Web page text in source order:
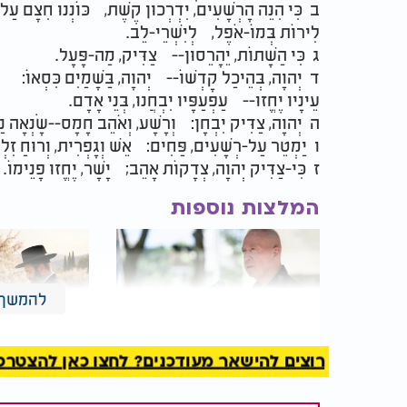
ב כִּי הִנֵּה הָרְשָׁעִים, יִדְרְכוּן קֶשֶׁת, כּוֹנְנוּ חִצָּם
לִירוֹת בְּמוֹ-אֹפֶל, לְיִשְׁרֵי-לֵב.
ג כִּי הַשָּׁתוֹת, יֵהָרֵסוּן-- צַדִּיק, מַה-פָּעָל.
ד יְהוָה, בְּהֵיכַל קָדְשׁוֹ-- יְהוָה, בַּשָּׁמַיִם כִּסְאוֹ:
עֵינָיו יֶחֱזוּ-- עַפְעַפָּיו יִבְחֲנוּ, בְּנֵי אָדָם.
ה יְהוָה, צַדִּיק יִבְחָן: וְרָשָׁע, וְאֹהֵב חָמָס--שָׂנְאָה
ו יַמְטֵר עַל-רְשָׁעִים, פַּחִים: אֵשׁ וְגָפְרִית, וְרוּחַ
ז כִּי-צַדִּיק יְהוָה, צְדָקוֹת אָהֵב; יָשָׁר, יֶחֱזוּ פָנֵימוֹ.
המלצות נוספות
שר הביטחון גלנט: הסיכוי
רוצים להישאר מעודכנים? לחצו כאן להצטרפות